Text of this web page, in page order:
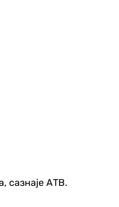
сазнаје АТВ.